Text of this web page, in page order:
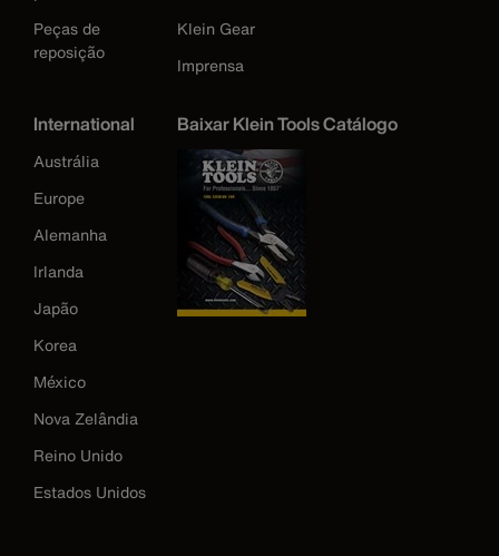
Peças de
reposição
Klein Gear
Imprensa
International
Austrália
Europe
Alemanha
Irlanda
Japão
Korea
México
Nova Zelândia
Reino Unido
Estados Unidos
Baixar Klein Tools Catálogo